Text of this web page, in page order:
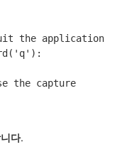
the application
the capture
다.